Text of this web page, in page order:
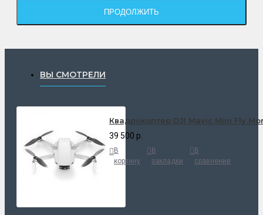
ПРОДОЛЖИТЬ
ВЫ СМОТРЕЛИ
Квадрокоптер DJI Mavic Mini Fly
39 500 р.
В
корзину
В
закладки
В
сравнение